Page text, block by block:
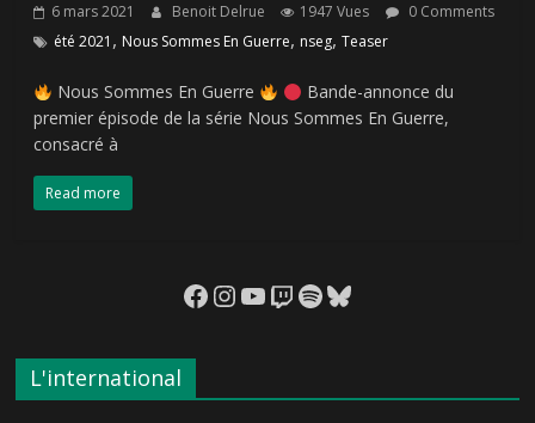
6 mars 2021 Benoit Delrue 1947 Vues
0 Comments
été 2021 , Nous Sommes En Guerre, nseg,Teaser
Nous Sommes En Guerre
Bande-annonce du
premier épisode de la série Nous Sommes En Guerre,
consacré à
Read more
Facebook
Instagram
YouTube
Twitch
Spotify
Bluesky
L'international